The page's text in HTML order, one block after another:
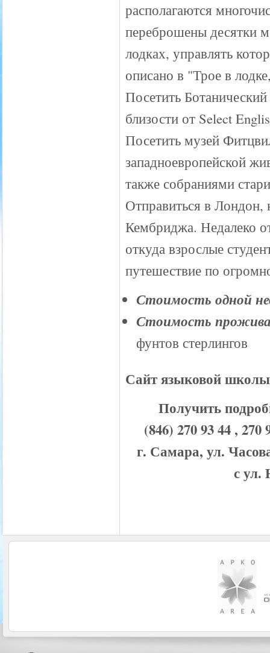
располагаются
переброшены десятки
лодках, управлять
описано в "Трое в
Посетить
близости от Select
Посетить музей
западноевропейской
также собраниями
Отправиться в Лондон,
Кембриджа. Недалеко
откуда взрослые
путешествие по
Стоимость одной
Стоимость
фунтов стерлингов
Сайт языковой
Получить
(846) 270 93 44 ,
г. Самара, ул.
с ул.